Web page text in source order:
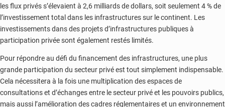
les flux privés s’élevaient à 2,6 milliards de dollars, soit seulement 4 % de
l’investissement total dans les infrastructures sur le continent. Les
investissements dans des projets d’infrastructures publiques à
participation privée sont également restés limités.
Pour répondre au défi du financement des infrastructures, une plus
grande participation du secteur privé est tout simplement indispensable.
Cela nécessitera à la fois une multiplication des espaces de
consultations et d’échanges entre le secteur privé et les pouvoirs publics,
mais aussi l’amélioration des cadres réglementaires et un environnement